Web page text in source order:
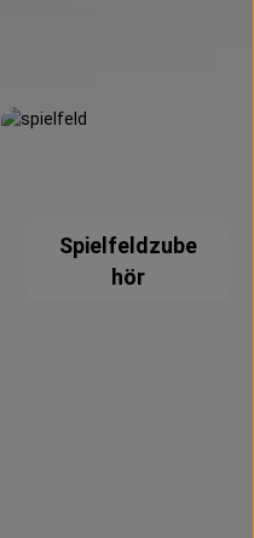
Spielfeldzubehör
Spielfeldzube
hör